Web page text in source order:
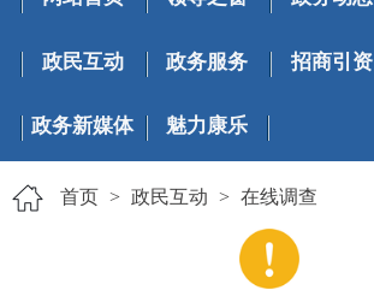
政民互动 政务服务 招商引资
政务新媒体 魅力康乐
首页 > 政民互动 > 在线调查